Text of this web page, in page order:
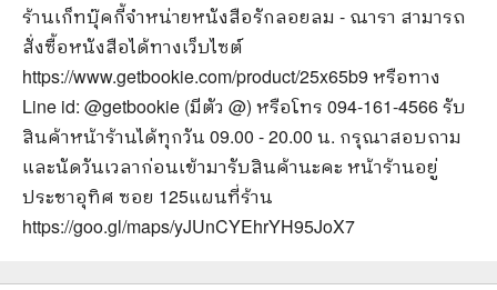
ร้านเก็ทบุ๊คกี้จำหน่ายหนังสือรักลอยลม - ณารา สามารถ
สั่งซื้อหนังสือได้ทางเว็บไซต์
https://www.getbookie.com/product/25x65b9 หรือทาง
Line id: @getbookie (มีตัว @) หรือโทร 094-161-4566 รับ
สินค้าหน้าร้านได้ทุกวัน 09.00 - 20.00 น. กรุณาสอบถาม
และนัดวันเวลาก่อนเข้ามารับสินค้านะคะ หน้าร้านอยู่
ประชาอุทิศ ซอย 125แผนที่ร้าน
https://goo.gl/maps/yJUnCYEhrYH95JoX7